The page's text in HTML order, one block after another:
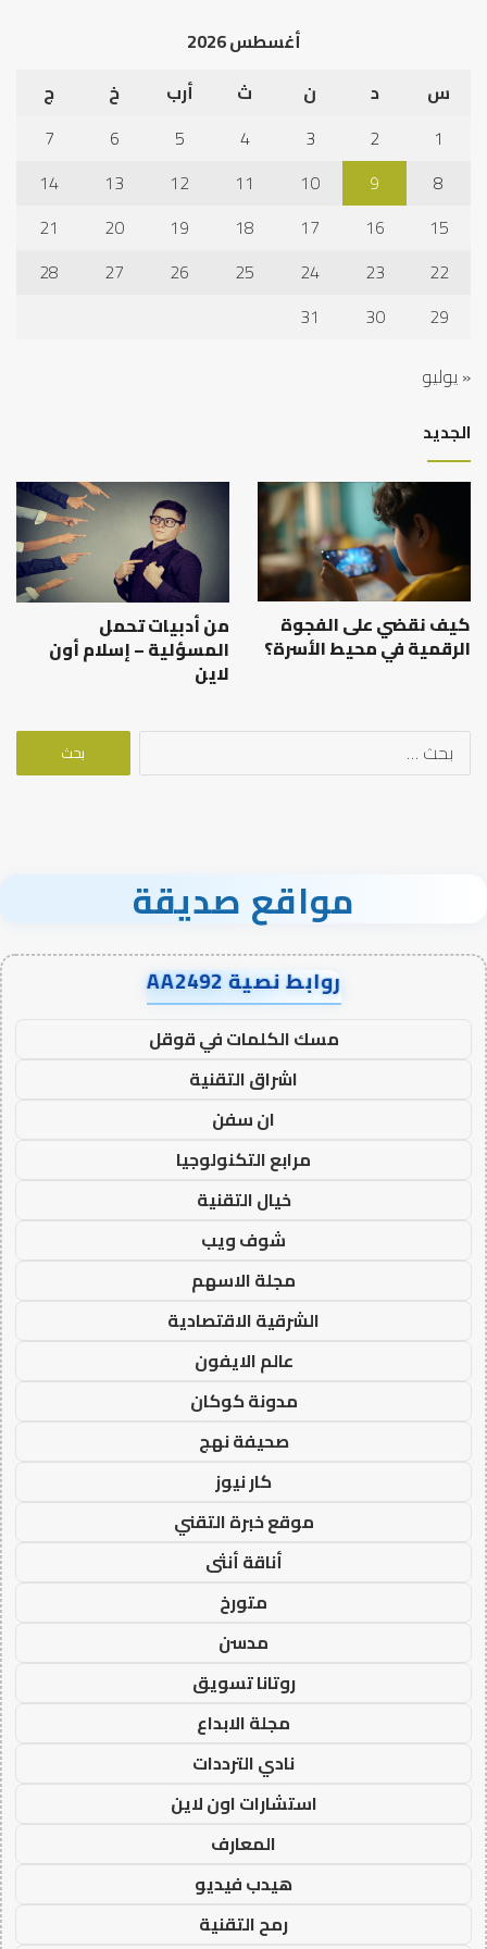
أغسطس 2026
س
د ن ث أرب خ
ج
1
2
3
4
5
6
7
8
9
10
11
12
13
14
15
16
17
18
19
20
21
22
23
24
25
26
27
28
29
30
31
« يوليو
الجديد
كيف نقضي على الفجوة
الرقمية في محيط الأسرة؟
من أدبيات تحمل
المسؤلية – إسلام أون
لاين
البحث
مواقع صديقة
روابط نصية AA2492
مسك الكلمات في قوقل
اشراق التقنية
ان سفن
مرابع التكنولوجيا
خيال التقنية
شوف ويب
مجلة الاسهم
الشرقية الاقتصادية
عالم الايفون
مدونة كوكان
صحيفة نهج
كار نيوز
موقع خبرة التقني
أناقة أنثى
متورخ
مدسن
روتانا تسويق
مجلة الابداع
نادي الترددات
استشارات اون لاين
المعارف
هيدب فيديو
رمح التقنية